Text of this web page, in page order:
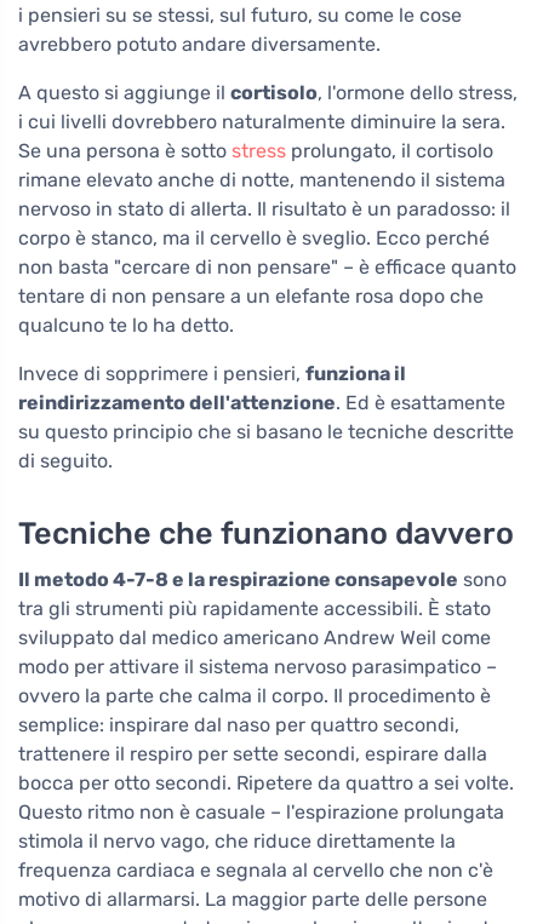
i pensieri su se stessi, sul futuro, su come le cose
avrebbero potuto andare diversamente.
A questo si aggiunge il cortisolo, l'ormone dello stress,
i cui livelli dovrebbero naturalmente diminuire la sera.
Se una persona è sotto stress prolungato, il cortisolo
rimane elevato anche di notte, mantenendo il sistema
nervoso in stato di allerta. Il risultato è un paradosso: il
corpo è stanco, ma il cervello è sveglio. Ecco perché
non basta "cercare di non pensare" – è efficace quanto
tentare di non pensare a un elefante rosa dopo che
qualcuno te lo ha detto.
Invece di sopprimere i pensieri, funziona il
reindirizzamento dell'attenzione. Ed è esattamente
su questo principio che si basano le tecniche descritte
di seguito.
Tecniche che funzionano davvero
Il metodo 4-7-8 e la respirazione consapevole sono
tra gli strumenti più rapidamente accessibili. È stato
sviluppato dal medico americano Andrew Weil come
modo per attivare il sistema nervoso parasimpatico –
ovvero la parte che calma il corpo. Il procedimento è
semplice: inspirare dal naso per quattro secondi,
trattenere il respiro per sette secondi, espirare dalla
bocca per otto secondi. Ripetere da quattro a sei volte.
Questo ritmo non è casuale – l'espirazione prolungata
stimola il nervo vago, che riduce direttamente la
frequenza cardiaca e segnala al cervello che non c'è
motivo di allarmarsi. La maggior parte delle persone